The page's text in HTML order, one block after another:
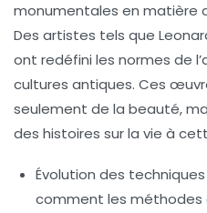
monumentales en matière
Des artistes tels que
ont redéfini les normes de
cultures antiques. Ces
seulement de la beauté,
des histoires sur la vie à
Évolution des
comment les